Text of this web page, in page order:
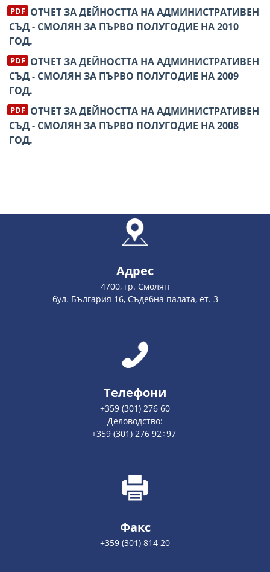
ОТЧЕТ ЗА ДЕЙНОСТТА НА АДМИНИСТРАТИВЕН
СЪД - СМОЛЯН ЗА ПЪРВО ПОЛУГОДИЕ НА 2010
ГОД.
ОТЧЕТ ЗА ДЕЙНОСТТА НА АДМИНИСТРАТИВЕН
СЪД - СМОЛЯН ЗА ПЪРВО ПОЛУГОДИЕ НА 2009
ГОД.
ОТЧЕТ ЗА ДЕЙНОСТТА НА АДМИНИСТРАТИВЕН
СЪД - СМОЛЯН ЗА ПЪРВО ПОЛУГОДИЕ НА 2008
ГОД.
Адрес
4700, гр. Смолян
бул. България 16, Съдебна палата, ет. 3
Телефони
+359 (301) 276 60
Деловодство:
+359 (301) 276 92÷97
Факс
+359 (301) 814 20